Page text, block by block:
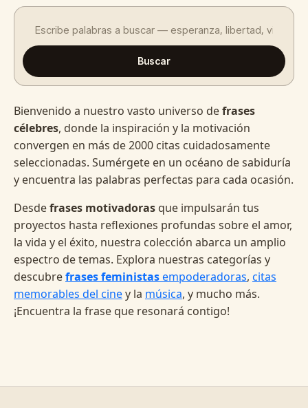
Buscar
Bienvenido a nuestro vasto universo defrases
célebres, donde la inspiración y la motivación
convergen en más de 2000 citas cuidadosamente
seleccionadas. Sumérgete en un océano de sabiduría
y encuentra las palabras perfectas para cada ocasión.
Desdefrases motivadoras que impulsarán tus
proyectos hasta reflexiones profundas sobre el amor,
la vida y el éxito, nuestra colección abarca un amplio
espectro de temas. Explora nuestras categorías y
descubrefrases feministasempoderadoras, citas
memorables del ciney la música, y mucho más.
¡Encuentra la frase que resonará contigo!